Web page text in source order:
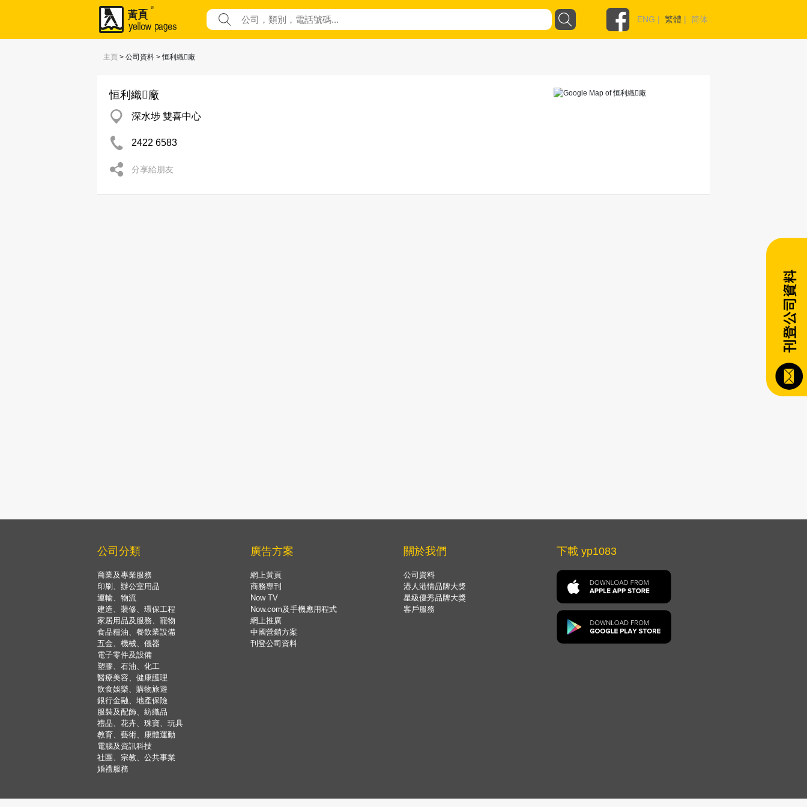
ENG | 繁體 | 简体
主頁 > 公司資料 > 恒利織廠
恒利織廠
深水埗 雙喜中心
2422 6583
分享給朋友
公司分類
商業及專業服務
印刷、辦公室用品
運輸、物流
建造、裝修、環保工程
家居用品及服務、寵物
食品糧油、餐飲業設備
五金、機械、儀器
電子零件及設備
塑膠、石油、化工
醫療美容、健康護理
飲食娛樂、購物旅遊
銀行金融、地產保險
服裝及配飾、紡織品
禮品、花卉、珠寶、玩具
教育、藝術、康體運動
電腦及資訊科技
社團、宗教、公共事業
婚禮服務
廣告方案
網上黃頁
商務專刊
Now TV
Now.com及手機應用程式
網上推廣
中國營銷方案
刊登公司資料
關於我們
公司資料
港人港情品牌大獎
星級優秀品牌大獎
客戶服務
下載 yp1083